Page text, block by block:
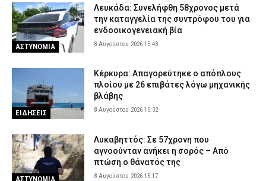
ΑΣΤΥΝΟΜΙΑ
Λευκάδα: Συνελήφθη 58χρονος μετά
την καταγγελία της συντρόφου του για
ενδοοικογενειακή βία
8 Αυγούστου 2026 15:48
ΕΙΔΗΣΕΙΣ
Κέρκυρα: Απαγορεύτηκε ο απόπλους
πλοίου με 26 επιβάτες λόγω μηχανικής
βλάβης
8 Αυγούστου 2026 15:32
ΑΣΤΥΝΟΜΙΑ
Λυκαβηττός: Σε 57χρονη που
αγνοούνταν ανήκει η σορός – Από
πτώση ο θάνατός της
8 Αυγούστου 2026 15:17